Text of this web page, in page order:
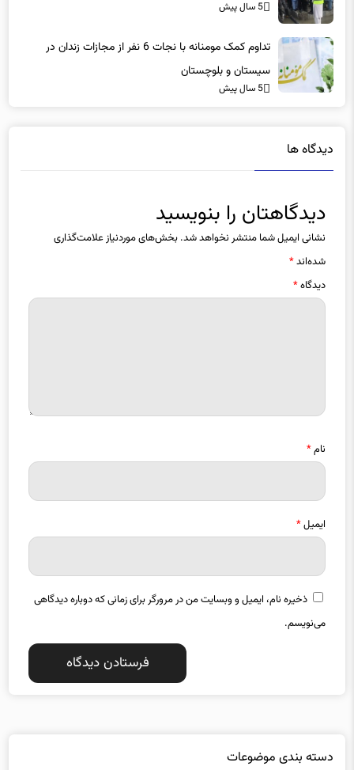
5 سال پیش
تداوم کمک مومنانه با نجات 6 نفر از مجازات زندان در
سیستان و بلوچستان
5 سال پیش
دیدگاه ها
دیدگاهتان را بنویسید
نشانی ایمیل شما منتشر نخواهد شد. بخش‌های موردنیاز علامت‌گذاری
شده‌اند*
دیدگاه*
نام*
ایمیل*
ذخیره نام، ایمیل و وبسایت من در مرورگر برای زمانی که دوباره دیدگاهی
می‌نویسم.
دسته بندی موضوعات